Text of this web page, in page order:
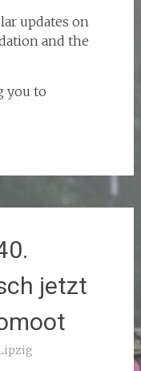
updates on
and the
you to
jetzt